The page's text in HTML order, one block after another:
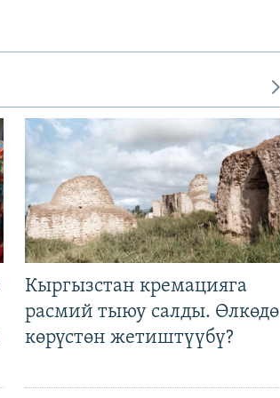
Кыргызстан кремацияга
расмий тыюу салды. Өлкөдө
көрүстөн жетиштүүбү?